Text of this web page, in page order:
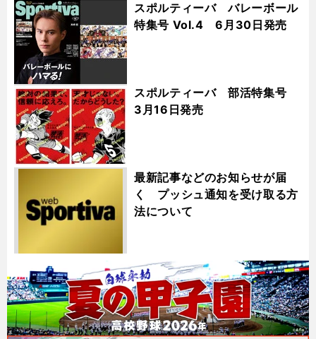
スポルティーバ バレーボール
特集号 Vol.4 6月30日発売
スポルティーバ 部活特集号
3月16日発売
最新記事などのお知らせが届
く プッシュ通知を受け取る方
法について